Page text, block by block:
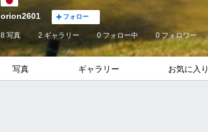
orion2601 フォロー
8 写真 2 ギャラリー 0 フォロー中 0 フォロワー
写真 ギャラリー お気に入り